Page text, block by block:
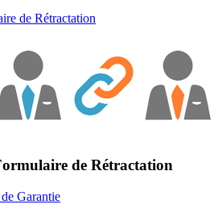
de Rétractation
de Rétractation
Garantie